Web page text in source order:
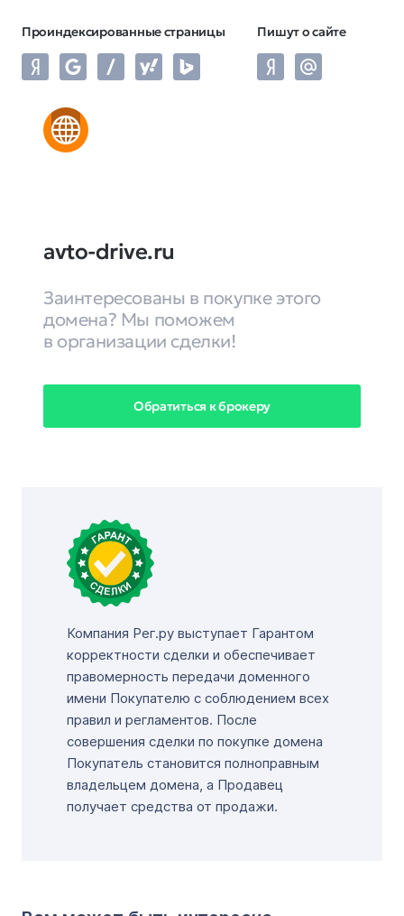
Проиндексированные страницы Пишут о сайте
avto-drive.ru
Заинтересованы в покупке этого
домена? Мы поможем
в организации сделки!
Обратиться к брокеру
Компания Рег.ру выступает Гарантом
корректности сделки и обеспечивает
правомерность передачи доменного
имени Покупателю с соблюдением всех
правил и регламентов. После
совершения сделки по покупке домена
Покупатель становится полноправным
владельцем домена, а Продавец
получает средства от продажи.